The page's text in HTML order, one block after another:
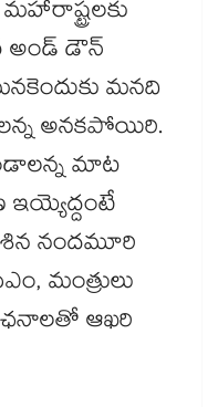
అండ్ డౌన్
మనది
అనకపోయిరి.
మాట
నందమూరి
మంత్రులు
ఆఖరి